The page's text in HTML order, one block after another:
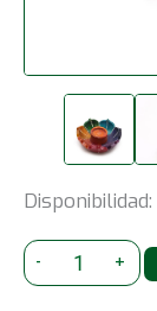
Disponibilidad:
-
Porta-
incienso
+